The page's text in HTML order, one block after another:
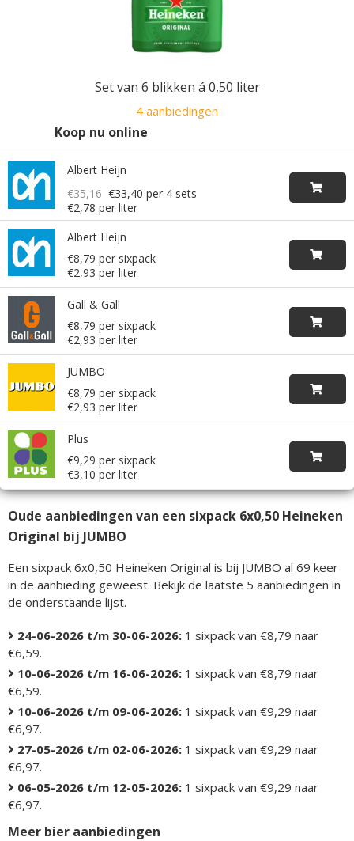
Set van 6 blikken á 0,50 liter
4 aanbiedingen
Koop nu online
Albert Heijn
€35,16 €33,40 per 4 sets
€2,78 per liter
Albert Heijn
€8,79 per sixpack
€2,93 per liter
Gall & Gall
€8,79 per sixpack
€2,93 per liter
JUMBO
€8,79 per sixpack
€2,93 per liter
Plus
€9,29 per sixpack
€3,10 per liter
Oude aanbiedingen van een sixpack 6x0,50 Heineken
Original bij JUMBO
Een sixpack 6x0,50 Heineken Original is bij JUMBO al 69 keer
in de aanbieding geweest. Bekijk de laatste 5 aanbiedingen in
de onderstaande lijst.
24-06-2026 t/m 30-06-2026: 1 sixpack van €8,79 naar
€6,59.
10-06-2026 t/m 16-06-2026: 1 sixpack van €8,79 naar
€6,59.
10-06-2026 t/m 09-06-2026: 1 sixpack van €9,29 naar
€6,97.
27-05-2026 t/m 02-06-2026: 1 sixpack van €9,29 naar
€6,97.
06-05-2026 t/m 12-05-2026: 1 sixpack van €9,29 naar
€6,97.
Meer bier aanbiedingen